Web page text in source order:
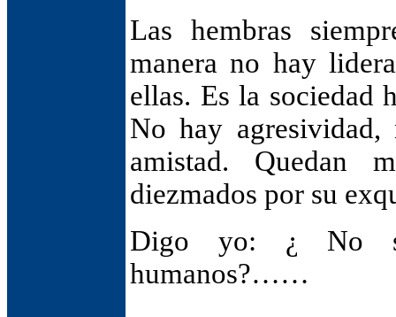
Las hembras
manera no hay
ellas. Es la sociedad
No hay
amistad. Quedan
diezmados por su
Digo yo: ¿ No
humanos?……